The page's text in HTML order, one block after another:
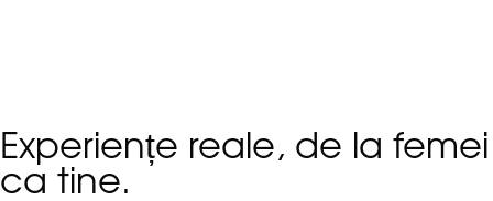
Experiențe reale, de la femei
ca tine.